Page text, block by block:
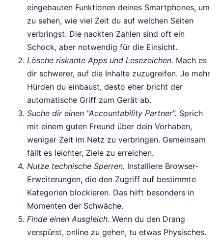
eingebauten Funktionen deines Smartphones, um
zu sehen, wie viel Zeit du auf welchen Seiten
verbringst. Die nackten Zahlen sind oft ein
Schock, aber notwendig für die Einsicht.
Lösche riskante Apps und Lesezeichen. Mach es
dir schwerer, auf die Inhalte zuzugreifen. Je mehr
Hürden du einbaust, desto eher bricht der
automatische Griff zum Gerät ab.
Suche dir einen "Accountability Partner". Sprich
mit einem guten Freund über dein Vorhaben,
weniger Zeit im Netz zu verbringen. Gemeinsam
fällt es leichter, Ziele zu erreichen.
Nutze technische Sperren. Installiere Browser-
Erweiterungen, die den Zugriff auf bestimmte
Kategorien blockieren. Das hilft besonders in
Momenten der Schwäche.
Finde einen Ausgleich. Wenn du den Drang
verspürst, online zu gehen, tu etwas Physisches.